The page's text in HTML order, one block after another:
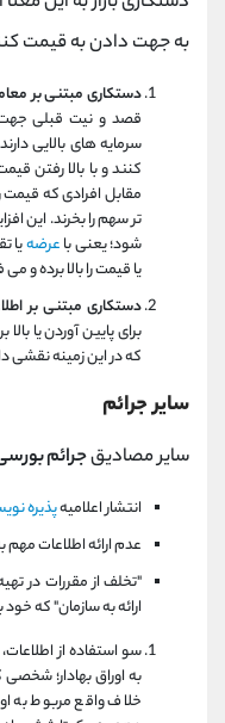
به جهت دادن به قیمت
دستکاری مبتنی بر
قصد و نیت قبلی
سرمایه های بالایی
کنند و با بالا رفتن
مقابل افرادی که قیمت
تر سهم را بخرند. این
شود؛ یعنی باعرضهیا
یا قیمت را بالا برده و
دستکاری مبتنی بر
برای پایین آوردن یا
که در این زمینه
سایر جرائم
سایر مصادیقجرائم
انتشار اعلامیهپذیره
عدم ارائه اطلاعات مهم
"تخلف از مقررات در
ارائه به سازمان" که
سو استفاده از
به اوراق بهادار؛
خلاف واقع مربوط به